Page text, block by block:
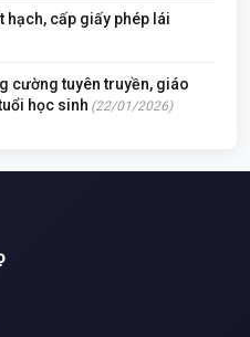
hạch, cấp giấy phép lái
cường tuyên truyền, giáo
học sinh (22/01/2026)